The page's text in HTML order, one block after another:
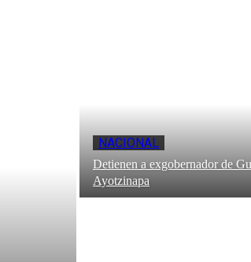
NACIONAL
Detienen a exgobernador de
Ayotzinapa